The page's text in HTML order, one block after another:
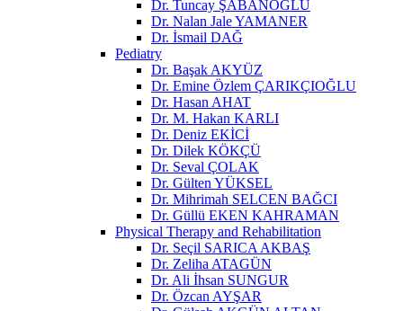
Dr. Tuncay ŞABANOĞLU
Dr. Nalan Jale YAMANER
Dr. İsmail DAĞ
Pediatry
Dr. Başak AKYÜZ
Dr. Emine Özlem ÇARIKÇIOĞLU
Dr. Hasan AHAT
Dr. M. Hakan KARLI
Dr. Deniz EKİCİ
Dr. Dilek KÖKÇÜ
Dr. Seval ÇOLAK
Dr. Gülten YÜKSEL
Dr. Mihrimah SELCEN BAĞCI
Dr. Güllü EKEN KAHRAMAN
Physical Therapy and Rehabilitation
Dr. Seçil SARICA AKBAŞ
Dr. Zeliha ATAGÜN
Dr. Ali İhsan SUNGUR
Dr. Özcan AYŞAR